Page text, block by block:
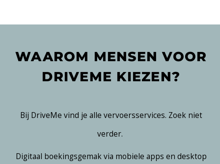
WAAROM MENSEN VOOR
DRIVEME KIEZEN?
Bij DriveMe vind je alle vervoersservices. Zoek niet
verder.
Digitaal boekingsgemak via mobiele apps en desktop